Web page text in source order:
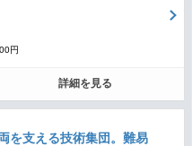
円
詳細を見る
を支える技術集団。難易